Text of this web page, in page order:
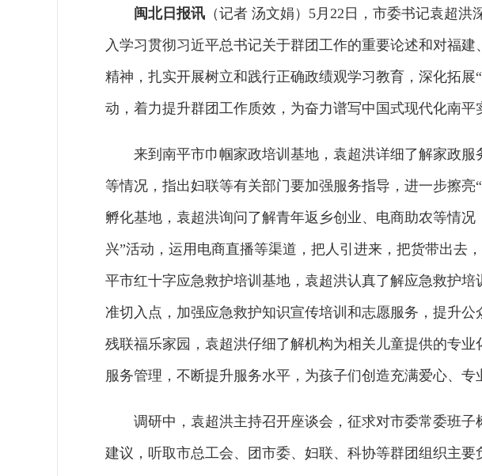
闽北日报讯 （记者 汤文娟）5月22日，市委书记袁超
入学习贯彻习近平总书记关于群团工作的重要论述和对福
精神，扎实开展树立和践行正确政绩观学习教育，深化拓展
动，着力提升群团工作质效，为奋力谱写中国式现代化南平
来到南平市巾帼家政培训基地，袁超洪详细了解家政
等情况，指出妇联等有关部门要加强服务指导，进一步擦亮
孵化基地，袁超洪询问了解青年返乡创业、电商助农等情
兴”活动，运用电商直播等渠道，把人引进来，把货带出去
平市红十字应急救护培训基地，袁超洪认真了解应急救护
准切入点，加强应急救护知识宣传培训和志愿服务，提升
残联福乐家园，袁超洪仔细了解机构为相关儿童提供的专
服务管理，不断提升服务水平，为孩子们创造充满爱心、专
调研中，袁超洪主持召开座谈会，征求对市委常委班
建议，听取市总工会、团市委、妇联、科协等群团组织主